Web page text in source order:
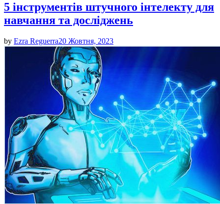
5 інструментів штучного інтелекту для
навчання та досліджень
by Ezra Reguerra20 Жовтня, 2023